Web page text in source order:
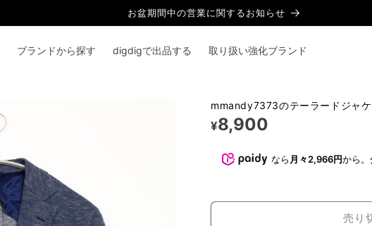
お盆期間中の営業に関するお知らせ
ブランドから探す digdigで出品する 取り扱い強化ブランド
mmandy7373のテーラードジャケ
¥8,900
なら月々2,966円から
売り